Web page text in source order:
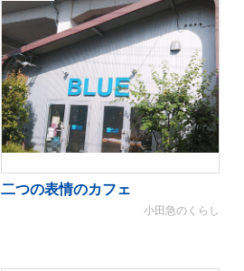
二つの表情のカフェ
小田急のくらし